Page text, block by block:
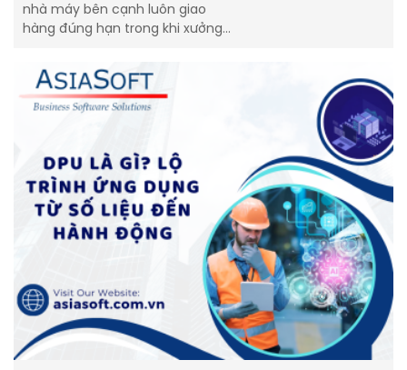
nhà máy bên cạnh luôn giao
hàng đúng hạn trong khi xưởng…